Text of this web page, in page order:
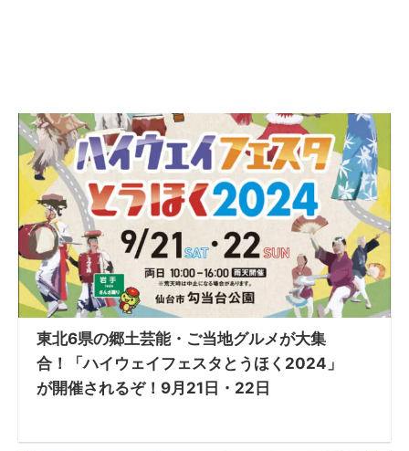
東北6県の郷土芸能・ご当地グルメが大集
合！「ハイウェイフェスタとうほく2024」
が開催されるぞ！9月21日・22日